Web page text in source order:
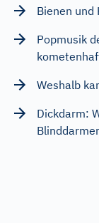
Bienen und
Popmusik
Weshalb
Dickdarm: